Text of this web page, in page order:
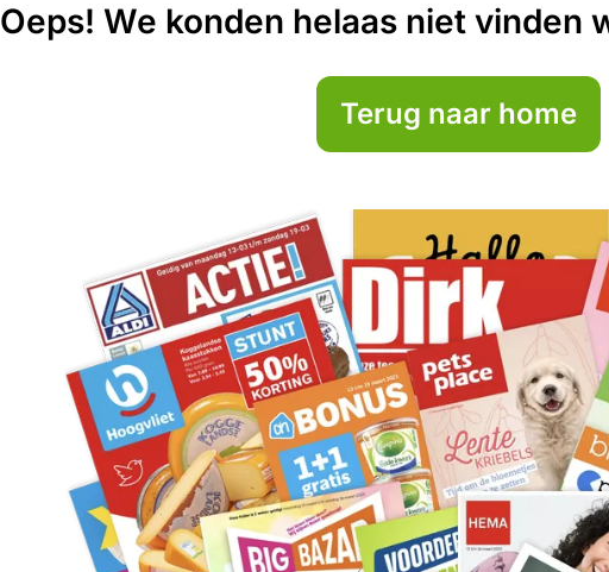
Oeps! We konden helaas niet vinden
Terug naar home